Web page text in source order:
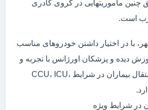
چنین ماموریتهایی در گروی کادری
است.
با در اختیار داشتن خودروهای مناسب
دیده و پزشکان اورژانس با تجربه و
دانش روز، امکان انتقال بیماران در شرایط CCU، ICU،
در شرایط ویژه